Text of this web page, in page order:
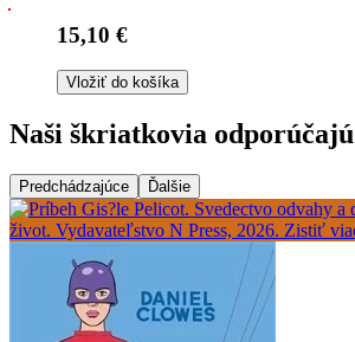
15,10 €
Vložiť do košíka
Naši škriatkovia odporúčajú
Predchádzajúce Ďalšie